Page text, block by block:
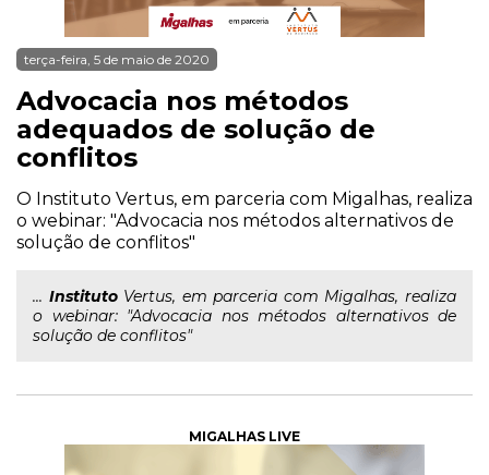
terça-feira, 5 de maio de 2020
Advocacia nos métodos
adequados de solução de
conflitos
O Instituto Vertus, em parceria com Migalhas, realiza
o webinar: "Advocacia nos métodos alternativos de
solução de conflitos"
... InstitutoVertus, em parceria com Migalhas, realiza
o webinar: "Advocacia nos métodos alternativos de
solução de conflitos"
MIGALHAS LIVE